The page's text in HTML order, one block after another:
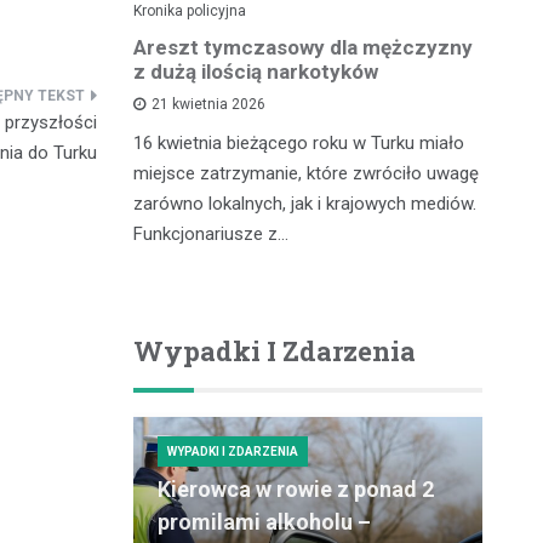
do Turku
Kronika policyjna
Areszt tymczasowy dla mężczyzny
z dużą ilością narkotyków
21 kwietnia 2026
16 kwietnia bieżącego roku w Turku miało
miejsce zatrzymanie, które zwróciło uwagę
zarówno lokalnych, jak i krajowych mediów.
Funkcjonariusze z…
Wypadki I Zdarzenia
WYPADKI I ZDARZENIA
Kierowca w rowie z ponad 2
promilami alkoholu –